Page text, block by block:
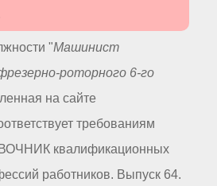
"Машинист
роторного 6-го
на сайте
требованиям
квалификационных
работников. Выпуск 64.